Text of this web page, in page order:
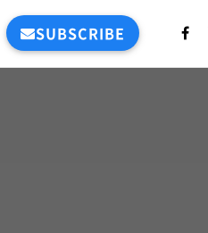
SUBSCRIBE